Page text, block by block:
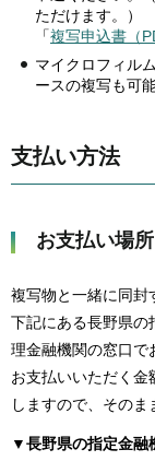
ただけます。）
「複写申込書（
マイクロフィル
ースの複写も可能
支払い方法
お支払い場所
複写物と一緒に同封
下記にある長野県の
理金融機関の窓口で
お支払いいただく
しますので、そのま
▼長野県の指定金融